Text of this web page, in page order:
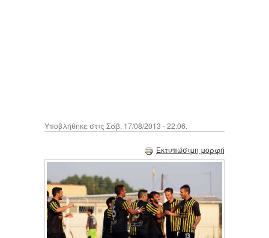
Υποβλήθηκε στις Σάβ, 17/08/2013 - 22:06.
Εκτυπώσιμη μορφή